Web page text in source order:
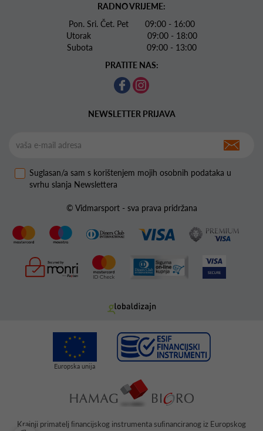
RADNO VRIJEME:
Pon. Sri. Čet. Pet 09:00 - 16:00
Utorak 09:00 - 18:00
Subota 09:00 - 13:00
PRATITE NAS:
NEWSLETTER PRIJAVA
Suglasan/a sam s korištenjem mojih osobnih podataka u
svrhu slanja Newslettera
© Vidmarsport - sva prava pridržana
Krajnji primatelj ﬁnancijskog instrumenta suﬁnanciranog iz Europskog